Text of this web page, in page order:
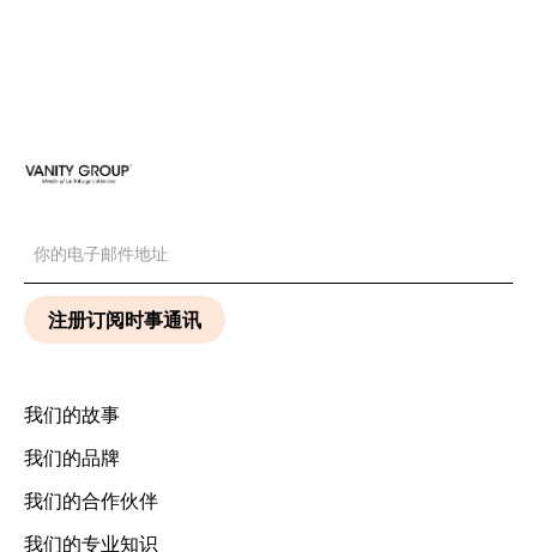
我们的故事
我们的品牌
我们的合作伙伴
我们的专业知识